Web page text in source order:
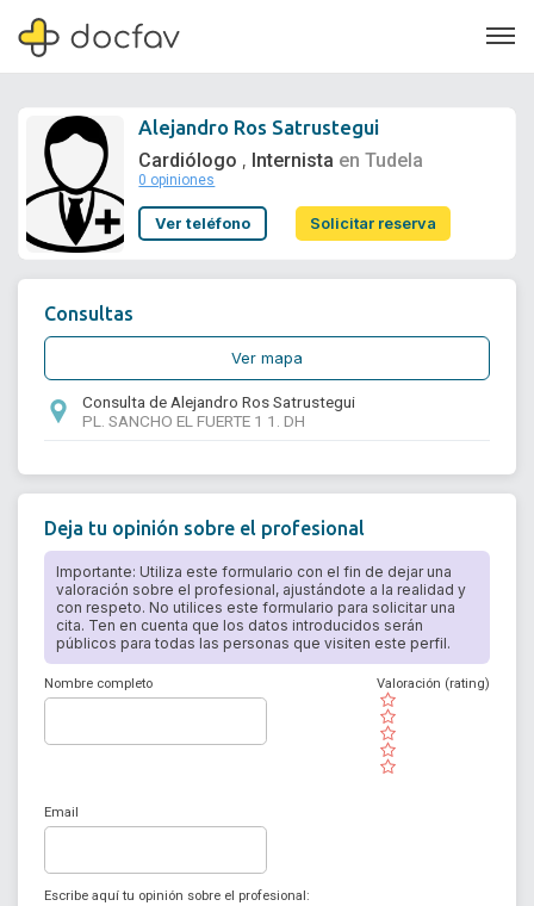
Soporte
Alejandro Ros Satrustegui
Cardiólogo , Internista en Tudela
0 opiniones
Ver teléfono Solicitar reserva
Consultas
Ver mapa
Consulta de Alejandro Ros Satrustegui
PL. SANCHO EL FUERTE 1 1. DH
Deja tu opinión sobre el profesional
Importante: Utiliza este formulario con el fin de dejar una
valoración sobre el profesional, ajustándote a la realidad y
con respeto. No utilices este formulario para solicitar una
cita. Ten en cuenta que los datos introducidos serán
públicos para todas las personas que visiten este perfil.
Nombre completo
( )
( )
( )
( )
( )
Valoración (rating)
Email
Escribe aquí tu opinión sobre el profesional: